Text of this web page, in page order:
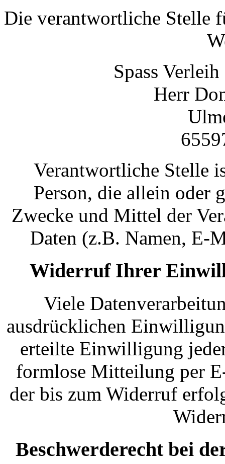
Die verantwortliche Stelle
Spass
Herr
Verantwortliche Stelle
Person, die allein oder
Zwecke und Mittel der
Daten (z.B. Namen, E-
Widerruf Ihrer
Viele
ausdrücklichen
erteilte Einwilligung
formlose Mitteilung per
der bis zum Widerruf
Beschwerderecht bei